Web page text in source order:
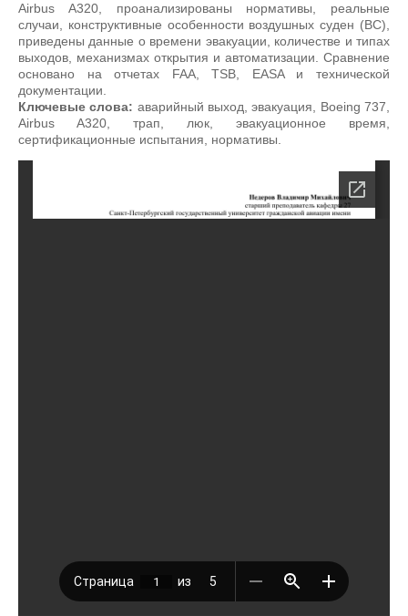
Airbus A320, проанализированы нормативы, реальные
случаи, конструктивные особенности воздушных суден (ВС),
приведены данные о времени эвакуации, количестве и типах
выходов, механизмах открытия и автоматизации. Сравнение
основано на отчетах FAA, TSB, EASA и технической
документации.
Ключевые слова: аварийный выход, эвакуация, Boeing 737,
Airbus A320, трап, люк, эвакуационное время,
сертификационные испытания, нормативы.